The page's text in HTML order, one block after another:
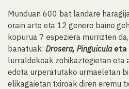
Munduan 600 bat landare
orain arte eta 12 genero baino
kopurua 7 espeziera murrizten
banatuak: Drosera, Pinguiculaeta
lurraldekoak zohikaztegietan eta
edota urperatutako urmaeletan
elikagaietan txiroak diren eremu